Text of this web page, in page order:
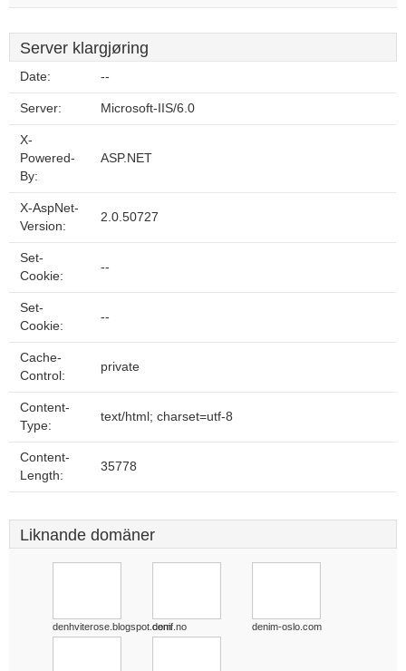
Server klargjøring
Date: --
Server: Microsoft-IIS/6.0
X-
Powered-
By:
ASP.NET
X-AspNet-
Version:
2.0.50727
Set-
Cookie:
--
Set-
Cookie:
--
Cache-
Control:
private
Content-
Type:
text/html; charset=utf-8
Content-
Length:
35778
Liknande domäner
denhviterose.blogspot.comdenif.no denim-oslo.com